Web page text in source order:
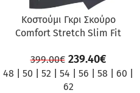
Κοστούμι Γκρι Σκούρο
Comfort Stretch Slim Fit
399.00€ 239.40€
48 50 52 54 56 58 60
62